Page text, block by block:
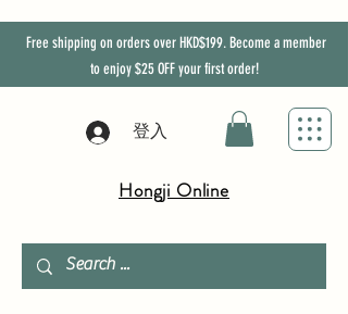
Free shipping on orders over HKD$199. Become a member
to enjoy$25 OFFyour first order!
登入
Hongji Online